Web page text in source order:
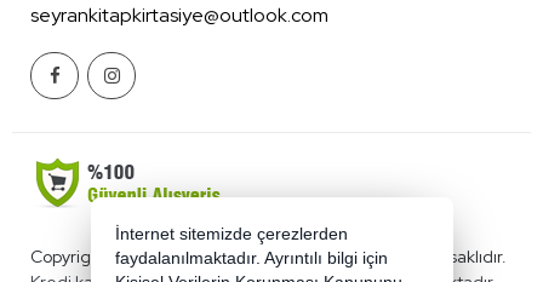
seyrankitapkirtasiye@outlook.com
Copyright 2026 benimkirtasiyecim.com - Tüm hakları saklıdır.
İnternet sitemizde çerezlerden
faydalanılmaktadır. Ayrıntılı bilgi için